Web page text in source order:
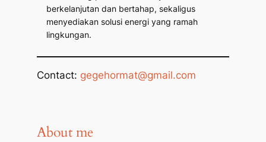
berkelanjutan dan bertahap, sekaligus
menyediakan solusi energi yang ramah
lingkungan.
Contact: gegehormat@gmail.com
About me